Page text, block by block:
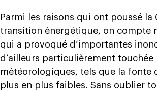
Parmi les raisons qui ont poussé
transition énergétique, on compte
qui a provoqué d’importantes
d’ailleurs particulièrement touchée
météorologiques, tels que la fonte
plus en plus faibles. Sans oublier